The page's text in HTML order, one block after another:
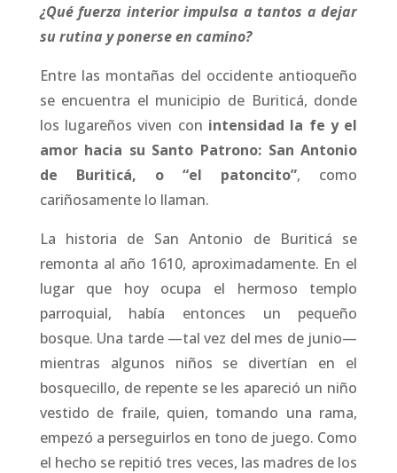
¿Qué fuerza interior impulsa a tantos a dejar
su rutina y ponerse en camino?
Entre las montañas del occidente antioqueño
se encuentra el municipio de Buriticá, donde
los lugareños viven con intensidad la fe y el
amor hacia su Santo Patrono: San Antonio
de Buriticá, o “el patoncito”, como
cariñosamente lo llaman.
La historia de San Antonio de Buriticá se
remonta al año 1610, aproximadamente. En el
lugar que hoy ocupa el hermoso templo
parroquial, había entonces un pequeño
bosque. Una tarde —tal vez del mes de junio—
mientras algunos niños se divertían en el
bosquecillo, de repente se les apareció un niño
vestido de fraile, quien, tomando una rama,
empezó a perseguirlos en tono de juego. Como
el hecho se repitió tres veces, las madres de los